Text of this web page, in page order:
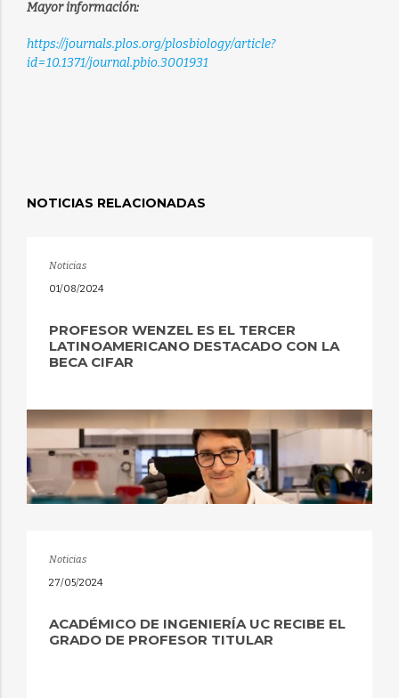
Mayor información:
https://journals.plos.org/plosbiology/article?
id=10.1371/journal.pbio.3001931
NOTICIAS RELACIONADAS
Noticias
01/08/2024
PROFESOR WENZEL ES EL TERCER
LATINOAMERICANO DESTACADO CON LA
BECA CIFAR
Noticias
27/05/2024
ACADÉMICO DE INGENIERÍA UC RECIBE EL
GRADO DE PROFESOR TITULAR